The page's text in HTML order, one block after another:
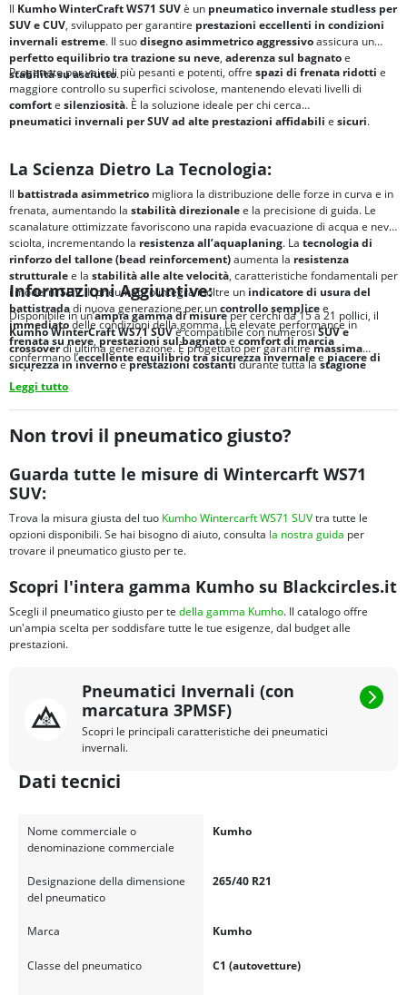
Il Kumho WinterCraft WS71 SUVè un pneumatico invernale studless per
SUV e CUV, sviluppato per garantire prestazioni eccellenti in condizioni
invernali estreme. Il suodisegno asimmetrico aggressivoassicura un
perfetto equilibrio tratrazione su neve, aderenza sul bagnatoe
stabilità su asciutto.
Progettato per veicoli più pesanti e potenti, offre spazi di frenata ridotti e
maggiore controllo su superfici scivolose, mantenendo elevati livelli di
comforte silenziosità. È la soluzione ideale per chi cerca
pneumatici invernali per SUV ad alte prestazioni affidabili e sicuri.
La Scienza Dietro La Tecnologia:
Il battistrada asimmetrico migliora la distribuzione delle forze in curva e in
frenata, aumentando la stabilità direzionalee la precisione di guida. Le
scanalature ottimizzate favoriscono una rapida evacuazione di acqua e neve
sciolta, incrementando la resistenza all’aquaplaning. La tecnologia di
rinforzo del tallone (bead reinforcement)aumenta la resistenza
strutturalee la stabilitàalle alte velocità, caratteristiche fondamentali per
i moderniSUV. Il pneumatico integra inoltre un indicatore di usura del
battistradadi nuova generazione per uncontrollo semplicee
immediatodelle condizioni della gomma. Le elevate performance in
frenata su neve,prestazioni sul bagnatoecomfort di marcia
confermano l’eccellente equilibrio trasicurezza invernaleepiacere di
guida.
Informazioni Aggiuntive:
Disponibile in un’ampia gamma di misureper cerchi da 15 a 21 pollici, il
Kumho WinterCraft WS71 SUVè compatibile con numerosiSUV e
crossoverdi ultima generazione. È progettato per garantiremassima
sicurezza in invernoeprestazioni costantidurante tutta lastagione
invernali.
Leggi tutto
Non trovi il pneumatico giusto?
Guarda tutte le misure di Wintercarft WS71
SUV:
Trova la misura giusta del tuo Kumho Wintercarft WS71 SUVtra tutte le
opzioni disponibili. Se hai bisogno di aiuto, consulta la nostra guida per
trovare il pneumatico giusto per te.
Scopri l'intera gamma Kumho su Blackcircles.it
Scegli il pneumatico giusto per te della gamma Kumho. Il catalogo offre
un'ampia scelta per soddisfare tutte le tue esigenze, dal budget alle
prestazioni.
Pneumatici Invernali (con
marcatura 3PMSF)
Scopri le principali caratteristiche dei pneumatici
invernali.
Dati tecnici
Nome commerciale o
denominazione commerciale
Kumho
Designazione della dimensione
del pneumatico
265/40 R21
Marca Kumho
Classe del pneumatico C1 (autovetture)